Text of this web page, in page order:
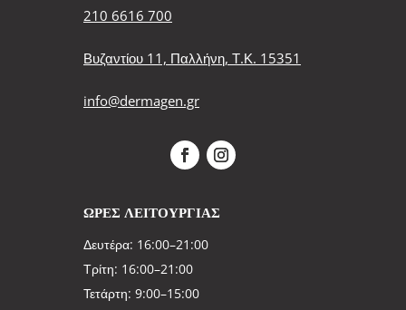
210 6616 700
Βυζαντίου 11, Παλλήνη, Τ.Κ. 15351
info@dermagen.gr
ΩΡΕΣ ΛΕΙΤΟΥΡΓΙΑΣ
Δευτέρα: 16:00–21:00
Τρίτη: 16:00–21:00
Τετάρτη: 9:00–15:00